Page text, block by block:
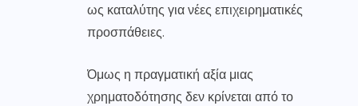
ως καταλύτης για νέες επιχειρηματικές
προσπάθειες.
Όμως η πραγματική αξία μιας
χρηματοδότησης δεν κρίνεται από το